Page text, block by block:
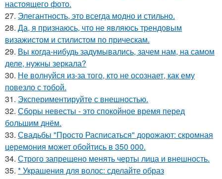
настоящего фото.
27. Элегантность, это всегда модно и стильно.
28. Да, я признаюсь, что не являюсь трендовым
визажистом и стилистом по прическам.
29. Вы когда-нибудь задумывались, зачем нам, на самом
деле, нужны зеркала?
30. Не волнуйся из-за того, кто не осознает, как ему
повезло с тобой.
31. Экспериментируйте с внешностью.
32. Сборы невесты - это спокойное время перед
большим днём.
33. Свадьбы "Просто Расписаться" дорожают: скромная
церемония может обойтись в 350 000.
34. Строго запрещено менять черты лица и внешность.
35. * Украшения для волос: сделайте образ